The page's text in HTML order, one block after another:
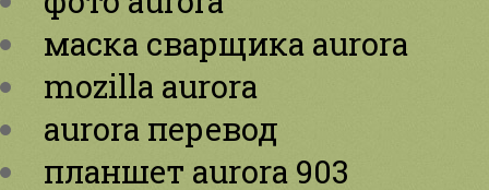
маска сварщика aurora
mozilla aurora
aurora перевод
планшет aurora 903